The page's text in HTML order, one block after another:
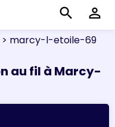
search perm_identity
> marcy-l-etoile-69
au fil à Marcy-